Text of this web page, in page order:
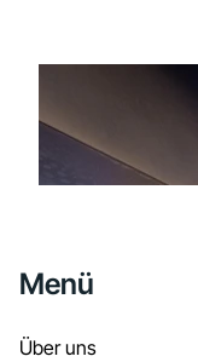
Menü
Über uns